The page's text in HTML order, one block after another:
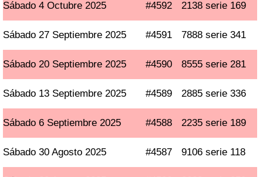
Sábado 4 Octubre 2025 #4592 2138 serie 169
Sábado 27 Septiembre 2025 #4591 7888 serie 341
Sábado 20 Septiembre 2025 #4590 8555 serie 281
Sábado 13 Septiembre 2025 #4589 2885 serie 336
Sábado 6 Septiembre 2025 #4588 2235 serie 189
Sábado 30 Agosto 2025 #4587 9106 serie 118